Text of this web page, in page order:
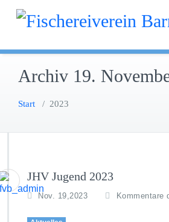
Zum
Archiv 19.
Start / 2023
JHV Jugend 2023
Nov. 19,2023 Kommentare